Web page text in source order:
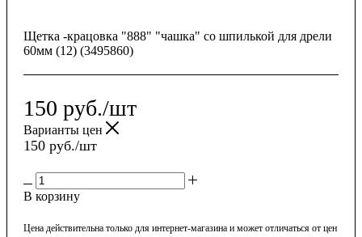
Щетка -крацовка "888" "чашка" со шпилькой для дрели
60мм (12) (3495860)
150 руб./шт
Варианты цен
150 руб./шт
В корзину
Цена действительна только для интернет-магазина и может отличаться от цен